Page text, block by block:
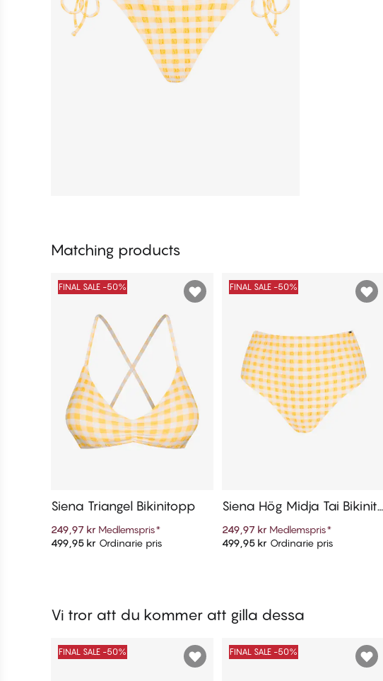
Matching products
Lägg till i varukorg
FINAL SALE -50%
Siena Triangel Bikinitopp
249,97 kr Medlemspris*
499,95 kr Ordinarie pris Lägg till i varukorg
FINAL SALE -50%
Siena Hög Midja Tai Bikinitr
249,97 kr Medlemspris*
499,95 kr Ordinarie pris
Vi tror att du kommer att gilla dessa
FINAL SALE -50% FINAL SALE -50%